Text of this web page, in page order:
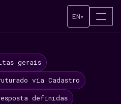
EN▾
gerais
via Cadastro
definidas